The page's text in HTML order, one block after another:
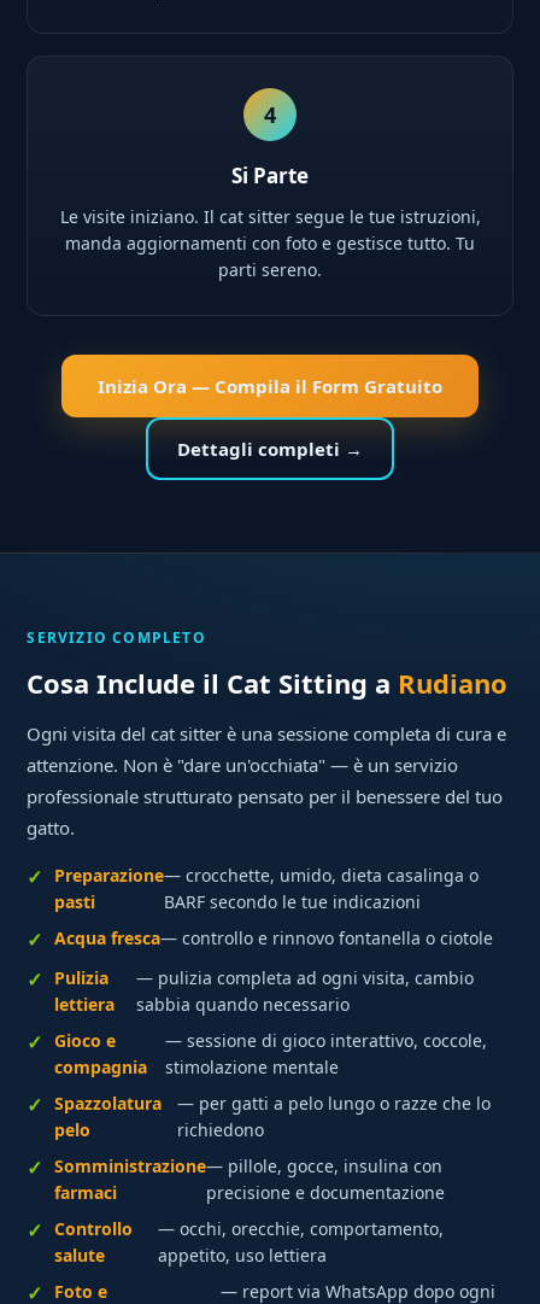
4
Si Parte
Le visite iniziano. Il cat sitter segue le tue istruzioni,
manda aggiornamenti con foto e gestisce tutto. Tu
parti sereno.
Inizia Ora — Compila il Form Gratuito
Dettagli completi →
SERVIZIO COMPLETO
Cosa Include il Cat Sitting a Rudiano
Ogni visita del cat sitter è una sessione completa di cura e
attenzione. Non è "dare un'occhiata" — è un servizio
professionale strutturato pensato per il benessere del tuo
gatto.
Preparazione
pasti
— crocchette, umido, dieta casalinga o
BARF secondo le tue indicazioni
Acqua fresca— controllo e rinnovo fontanella o ciotole
Pulizia
lettiera
— pulizia completa ad ogni visita, cambio
sabbia quando necessario
Gioco e
compagnia
— sessione di gioco interattivo, coccole,
stimolazione mentale
Spazzolatura
pelo
— per gatti a pelo lungo o razze che lo
richiedono
Somministrazione
farmaci
— pillole, gocce, insulina con
precisione e documentazione
Controllo
salute
— occhi, orecchie, comportamento,
appetito, uso lettiera
Foto e
— report via WhatsApp dopo ogni